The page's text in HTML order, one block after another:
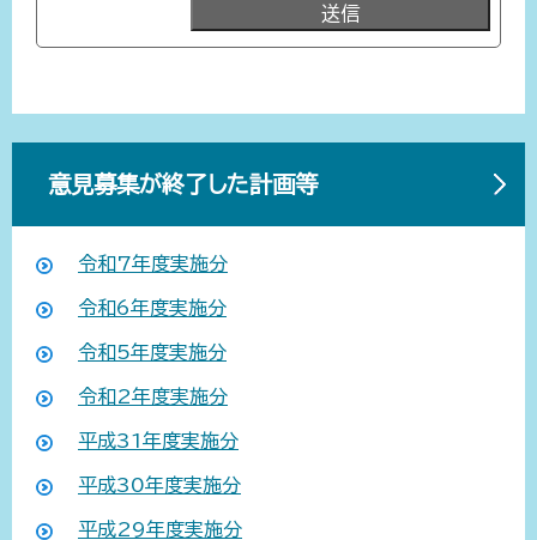
意見募集が終了した計画等
令和7年度実施分
令和6年度実施分
令和5年度実施分
令和2年度実施分
平成31年度実施分
平成30年度実施分
平成29年度実施分